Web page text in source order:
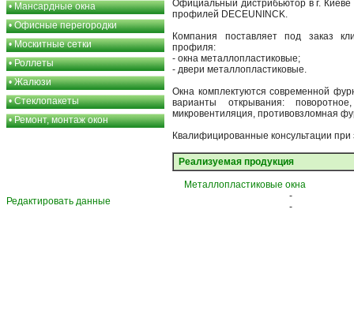
•Мансардные окна
•Офисные перегородки
•Москитные сетки
•Роллеты
•Жалюзи
•Стеклопакеты
•Ремонт, монтаж окон
Официальный дистрибьютор в г.
профилей DECEUNINCK.
Компания поставляет под заказ
профиля:
- окна металлопластиковые;
- двери металлопластиковые.
Окна комплектуются современной
варианты открывания:
микровентиляция, противовзломная
Квалифицированные консультации при
Реализуемая продукция
Металлопластиковые окна
Редактировать данные
-
-